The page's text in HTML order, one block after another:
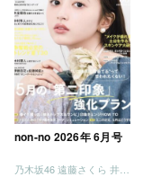
non-no 2026年 6月号